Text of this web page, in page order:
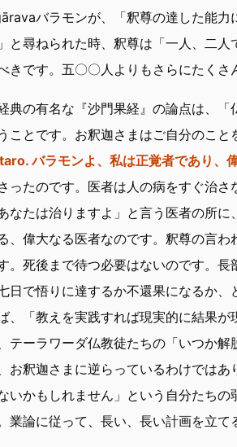
バラモンが、「釈尊の達した能
と尋ねられた時、釈尊は「一人、二
きです。五〇〇人よりもさらにたく
典の有名な『沙門果経』の論点は、「
ことです。お釈迦さまはご自分のこと
バラモンよ、私は正覚者であり、
ったのです。医者は人の病をすぐ治
なたは治りますよ」と言う医者の所
、偉大なる医者なのです。釈尊の言
。死後まで待つ必要はないのです。
日で悟りに達するか不還果になるか
、「教えを実践すれば現実的に結果
テーラワーダ仏教徒たちの「いつか
お釈迦さまに逆らっているわけでは
いかもしれません」という自分たち
業論に従って、長い、長い計画を立て